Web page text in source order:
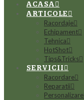
ACASA
ARTICOLE
Racordaje
Echipament
Tehnica
HotShot
Tips&Tricks
SERVICII
Racordare
Reparatii
Personalizare